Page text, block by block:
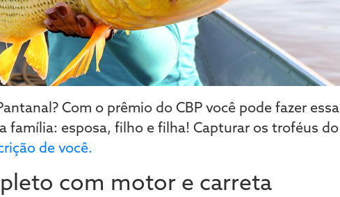
Com o prêmio do CBP você pode fazer essa
família: esposa, filho e filha! Capturar os troféus do
de você.
com motor e carreta